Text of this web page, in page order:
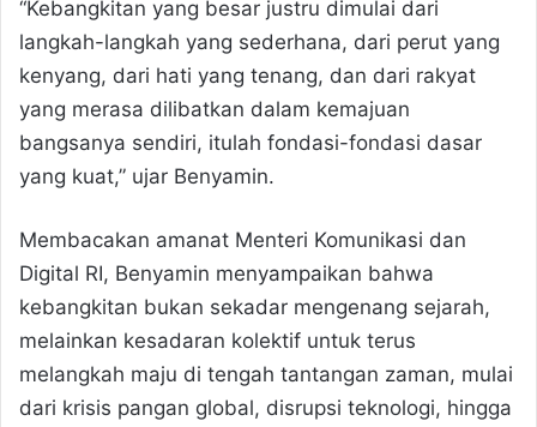
“Kebangkitan yang besar justru dimulai dari
langkah-langkah yang sederhana, dari perut yang
kenyang, dari hati yang tenang, dan dari rakyat
yang merasa dilibatkan dalam kemajuan
bangsanya sendiri, itulah fondasi-fondasi dasar
yang kuat,” ujar Benyamin.
Membacakan amanat Menteri Komunikasi dan
Digital RI, Benyamin menyampaikan bahwa
kebangkitan bukan sekadar mengenang sejarah,
melainkan kesadaran kolektif untuk terus
melangkah maju di tengah tantangan zaman, mulai
dari krisis pangan global, disrupsi teknologi, hingga